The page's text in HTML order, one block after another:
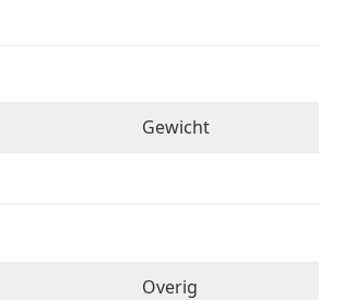
Gewicht
Overig